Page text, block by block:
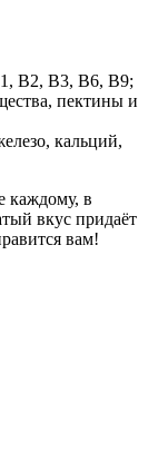
В2, В3, В6, В9;
пектины и
кальций,
каждому, в
вкус придаёт
вам!